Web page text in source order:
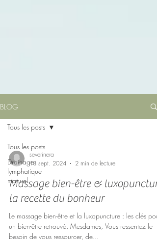
BLOG
Tous les posts
Drainage
lymphatique
manuel
Tous les posts
severinera
18 sept. 2024
2 min de lecture
Massage bien-être &
la recette du bonheur
Le massage bien-être et la luxopuncture : les clés pour
un bien-être retrouvé. Mesdames, Vous ressentez le
besoin de vous ressourcer, de...